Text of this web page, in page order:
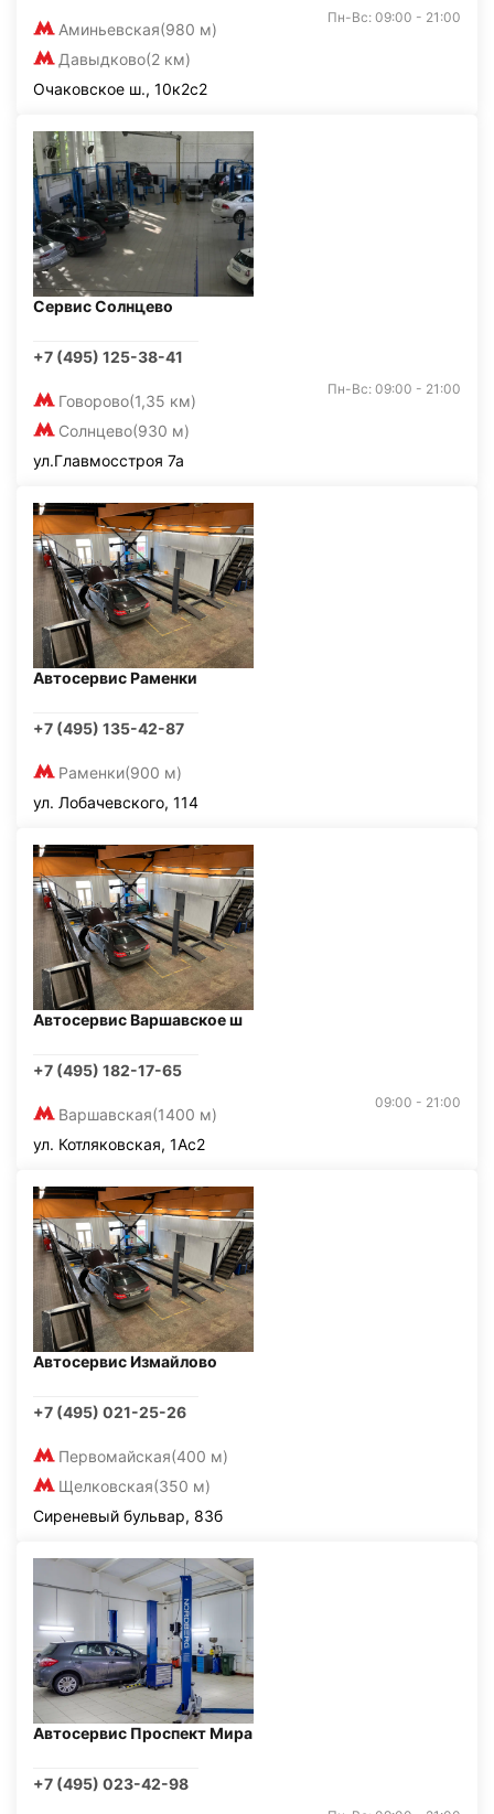
Аминьевская(980 м)
Давыдково(2 км)
Пн-Вс: 09:00 - 21:00
Очаковское ш., 10к2с2
Сервис Солнцево
+7 (495) 125-38-41
Говорово(1,35 км)
Солнцево(930 м)
Пн-Вс: 09:00 - 21:00
ул.Главмосстроя 7а
Автосервис Раменки
+7 (495) 135-42-87
Раменки(900 м)
ул. Лобачевского, 114
Автосервис Варшавское ш
+7 (495) 182-17-65
Варшавская(1400 м)
09:00 - 21:00
ул. Котляковская, 1Ас2
Автосервис Измайлово
+7 (495) 021-25-26
Первомайская(400 м)
Щелковская(350 м)
Сиреневый бульвар, 83б
Автосервис Проспект Мира
+7 (495) 023-42-98